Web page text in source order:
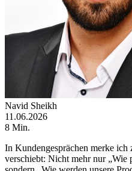
Navid Sheikh
11.06.2026
8 Min.
In Kundengesprächen merke ich
verschiebt: Nicht mehr nur „Wie